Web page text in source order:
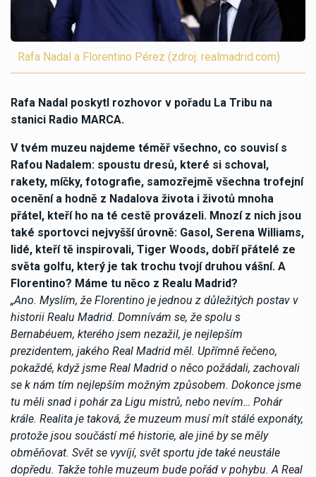
Rafa Nadal a Florentino Pérez (zdroj: realmadrid.com)
Rafa Nadal poskytl rozhovor v pořadu La Tribu na
stanici Radio MARCA.
V tvém muzeu najdeme téměř všechno, co souvisí s
Rafou Nadalem: spoustu dresů, které si schoval,
rakety, míčky, fotografie, samozřejmě všechna trofejní
ocenění a hodně z Nadalova života i životů mnoha
přátel, kteří ho na té cestě provázeli. Mnozí z nich jsou
také sportovci nejvyšší úrovně: Gasol, Serena Williams,
lidé, kteří tě inspirovali, Tiger Woods, dobří přátelé ze
světa golfu, který je tak trochu tvojí druhou vášní. A
Florentino? Máme tu něco z Realu Madrid?
„Ano. Myslím, že Florentino je jednou z důležitých postav v
historii Realu Madrid. Domnívám se, že spolu s
Bernabéuem, kterého jsem nezažil, je nejlepším
prezidentem, jakého Real Madrid měl. Upřímně řečeno,
pokaždé, když jsme Real Madrid o něco požádali, zachovali
se k nám tím nejlepším možným způsobem. Dokonce jsme
tu měli snad i pohár za Ligu mistrů, nebo nevím… Pohár
krále. Realita je taková, že muzeum musí mít stálé exponáty,
protože jsou součástí mé historie, ale jiné by se měly
obměňovat. Svět se vyvíjí, svět sportu jde také neustále
dopředu. Takže tohle muzeum bude pořád v pohybu. A Real